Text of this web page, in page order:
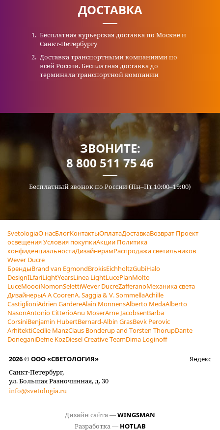
ДОСТАВКА
Бесплатная курьерская доставка по Москве и
Санкт-Петербургу
Доставка транспортными компаниями по
всей России. Бесплатная доставка до
терминала транспортной компании
ЗВОНИТЕ:
8 800 511 75 46
Бесплатный звонок по России (Пн–Пт 10:00–19:00)
SvetologiaО насБлогКонтактыОплатаДоставкаВозврат Проект
освещенияУсловия покупкиАкции Политика
конфиденциальностиДизайнерамРаспродажа светильников
Wever Ducre
БрендыBrand van EgmondBrokisEichholtzGubiHalo
DesignILfariLightYearsLinea LightLucePlanMolto
LuceMoooiNomonSelettiWever DucreZafferanoМеханика света
ДизайнерыA A CoorenA. Saggia & V. SommellaAchille
CastiglioniAdrien GardereAlain MonnensAlberto MedaAlberto
NasonAntonio CitterioAnu MoserArne JacobsenBarba
CorsiniBenjamin HubertBernard-Albin GrasBevk Perovic
ArhitektiCecilie ManzClaus Bonderup and Torsten ThorupDante
DoneganiDefne KozDiesel Creative TeamDima Loginoff
2026 © ООО «СВЕТОЛОГИЯ»
Санкт-Петербург,
ул. Большая Разночинная, д. 30
info@svetologia.ru
Яндекс
Дизайн сайта —WINGSMAN
Разработка — HOTLAB